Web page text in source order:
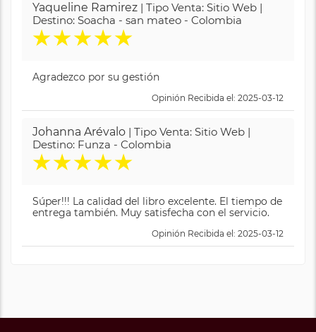
Yaqueline Ramirez | Tipo Venta: Sitio Web |
Destino: Soacha - san mateo - Colombia
★★★★★
Agradezco por su gestión
Opinión Recibida el: 2025-03-12
Johanna Arévalo | Tipo Venta: Sitio Web |
Destino: Funza - Colombia
★★★★★
Súper!!! La calidad del libro excelente. El tiempo de
entrega también. Muy satisfecha con el servicio.
Opinión Recibida el: 2025-03-12